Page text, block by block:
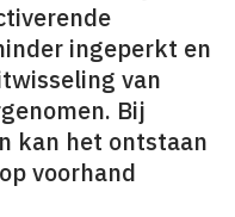
ingeperkt en
van
Bij
kan het ontstaan
voorhand